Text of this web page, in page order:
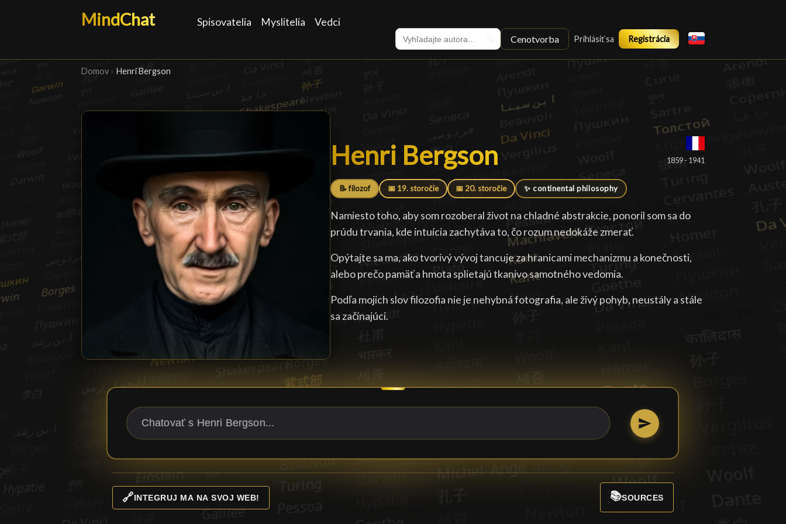
MindChat Spisovatelia Myslitelia Vedci
Cenotvorba Prihlásiť sa Registrácia
Domov › Henri Bergson
Henri Bergson
Henri Bergson 1859 - 1941
📝 filozof 📅 19. storočie 📅 20. storočie ✨ continental philosophy
Namiesto toho, aby som rozoberal život na chladné abstrakcie, ponoril som sa do
prúdu trvania, kde intuícia zachytáva to, čo rozum nedokáže zmerať.
Opýtajte sa ma, ako tvorivý vývoj tancuje za hranicami mechanizmu a konečnosti,
alebo prečo pamäť a hmota splietajú tkanivo samotného vedomia.
Podľa mojich slov filozofia nie je nehybná fotografia, ale živý pohyb, neustály a stále
sa začínajúci.
🔗INTEGRUJ MA NA SVOJ WEB! 📚SOURCES